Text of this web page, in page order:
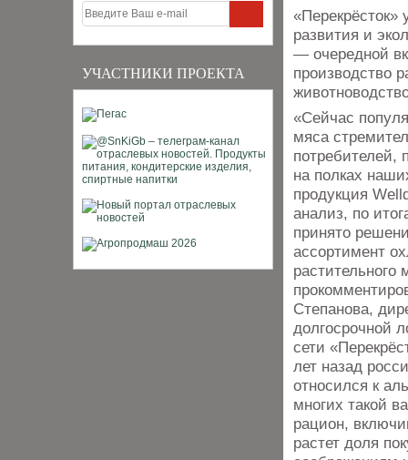
УЧАСТНИКИ ПРОЕКТА
«Перекрёсток»
развития и
— очередной
производство
«Сейчас
мяса
потребителей,
на полках
продукция
анализ, по
принято
ассортимент
Степанова,
долгосрочной
сети
лет назад
относился к
многих такой
рацион,
растет доля